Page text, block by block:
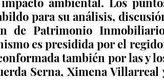
para su análisis,
de Patrimonio
es presidida por el
también por las y
Serna, Ximena Villarreal